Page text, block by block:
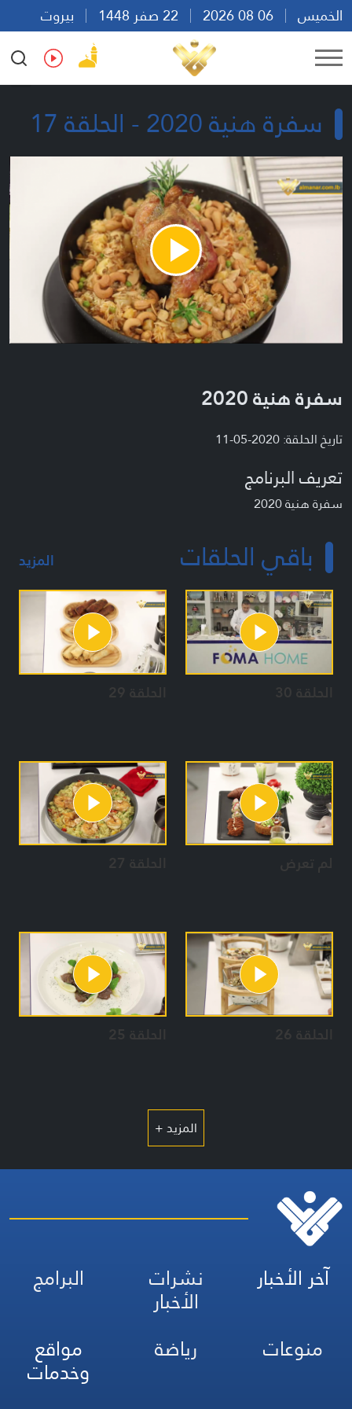
الخميس
بيروت
02:33
Ar En Fr Es
سفرة هنية 2020 - الحلقة 17
Play
Video
سفرة هنية 2020
تاريخ الحلقة: 2020-05-11
تعريف البرنامج
سفرة هنية 2020
باقي الحلقات المزيد
الحلقة 30 الحلقة 29
لم تعرض الحلقة 27
الحلقة 26 الحلقة 25
المزيد +
آخر الأخبار نشرات
الأخبار
البرامج
منوعات
رياضة مواقع
وخدمات